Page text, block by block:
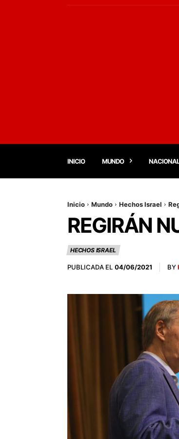
INICIO MUNDO
Inicio Mundo Hechos Israel
REGIRÁN
HECHOS ISRAEL
PUBLICADA EL 04/06/2021 BY